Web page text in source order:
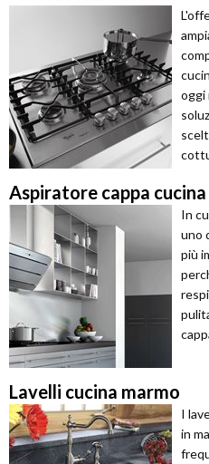
oggi
Aspiratore cappa cucina
In
uno
più
Lavelli cucina marmo
I
in